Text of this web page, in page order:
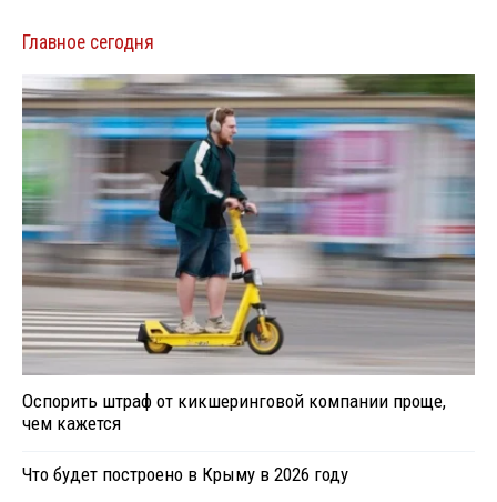
Главное сегодня
Оспорить штраф от кикшеринговой компании проще,
чем кажется
Что будет построено в Крыму в 2026 году